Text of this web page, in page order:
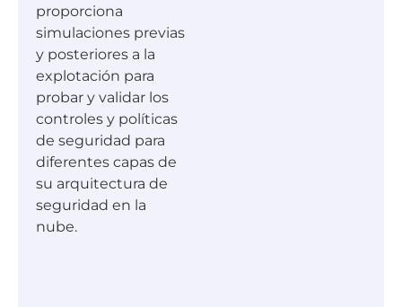
proporciona
simulaciones previas
y posteriores a la
explotación para
probar y validar los
controles y políticas
de seguridad para
diferentes capas de
su arquitectura de
seguridad en la
nube.